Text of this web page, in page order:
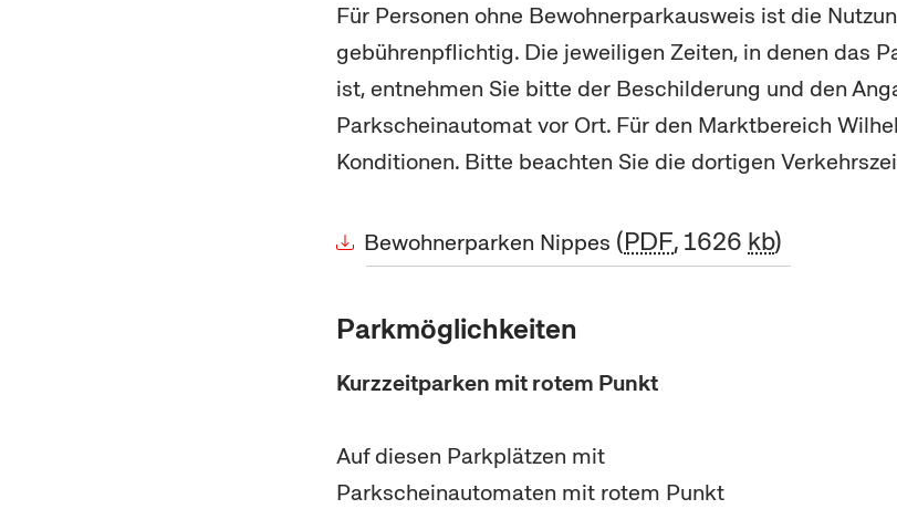
Für Personen ohne Bewohnerparkausweis ist die
gebührenpflichtig. Die jeweiligen Zeiten, in denen das
ist, entnehmen Sie bitte der Beschilderung und den
Parkscheinautomat vor Ort. Für den Marktbereich
Konditionen. Bitte beachten Sie die dortigen
Bewohnerparken Nippes PDF, 1626 kb
Parkmöglichkeiten
Kurzzeitparken mit rotem Punkt
Auf diesen Parkplätzen mit
Parkscheinautomaten mit rotem Punkt